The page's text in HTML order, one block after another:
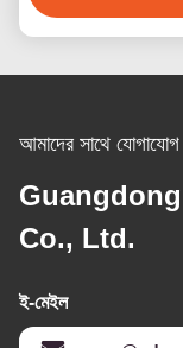
আমাদের সাথে যোগাযোগ
Co., Ltd.
ই-মেইল